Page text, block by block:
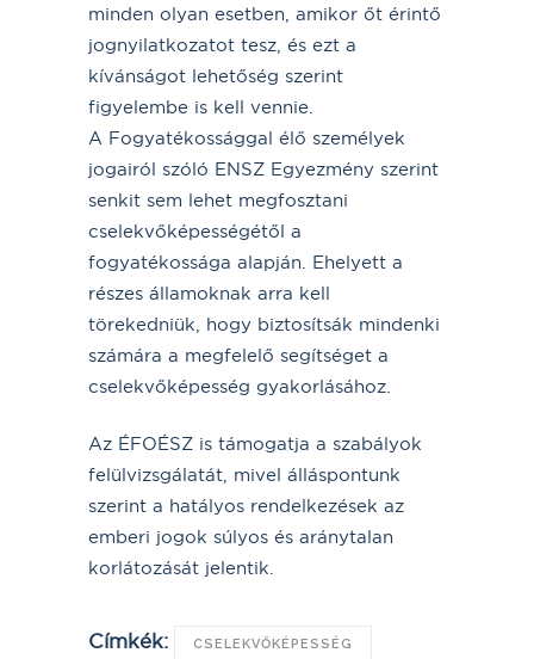
minden olyan esetben, amikor őt érintő
jognyilatkozatot tesz, és ezt a
kívánságot lehetőség szerint
figyelembe is kell vennie.
A Fogyatékossággal élő személyek
jogairól szóló ENSZ Egyezmény szerint
senkit sem lehet megfosztani
cselekvőképességétől a
fogyatékossága alapján. Ehelyett a
részes államoknak arra kell
törekedniük, hogy biztosítsák mindenki
számára a megfelelő segítséget a
cselekvőképesség gyakorlásához.
Az ÉFOÉSZ is támogatja a szabályok
felülvizsgálatát, mivel álláspontunk
szerint a hatályos rendelkezések az
emberi jogok súlyos és aránytalan
korlátozását jelentik.
Címkék: CSELEKVŐKÉPESSÉG